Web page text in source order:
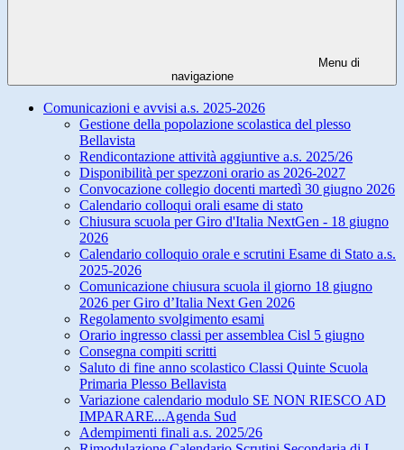
Menu di
navigazione
Comunicazioni e avvisi a.s. 2025-2026
Gestione della popolazione scolastica del plesso
Bellavista
Rendicontazione attività aggiuntive a.s. 2025/26
Disponibilità per spezzoni orario as 2026-2027
Convocazione collegio docenti martedì 30 giugno 2026
Calendario colloqui orali esame di stato
Chiusura scuola per Giro d'Italia NextGen - 18 giugno
2026
Calendario colloquio orale e scrutini Esame di Stato a.s.
2025-2026
Comunicazione chiusura scuola il giorno 18 giugno
2026 per Giro d’Italia Next Gen 2026
Regolamento svolgimento esami
Orario ingresso classi per assemblea Cisl 5 giugno
Consegna compiti scritti
Saluto di fine anno scolastico Classi Quinte Scuola
Primaria Plesso Bellavista
Variazione calendario modulo SE NON RIESCO AD
IMPARARE...Agenda Sud
Adempimenti finali a.s. 2025/26